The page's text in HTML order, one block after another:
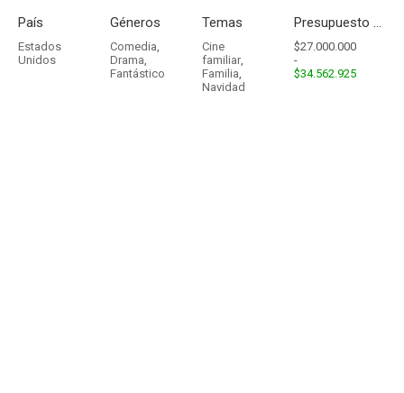
País
Estados
Unidos
Géneros
Comedia,
Drama,
Fantástico
Temas
Cine
familiar,
Familia,
Navidad
Presupuesto - Ingresos
$27.000.000
-
$34.562.925